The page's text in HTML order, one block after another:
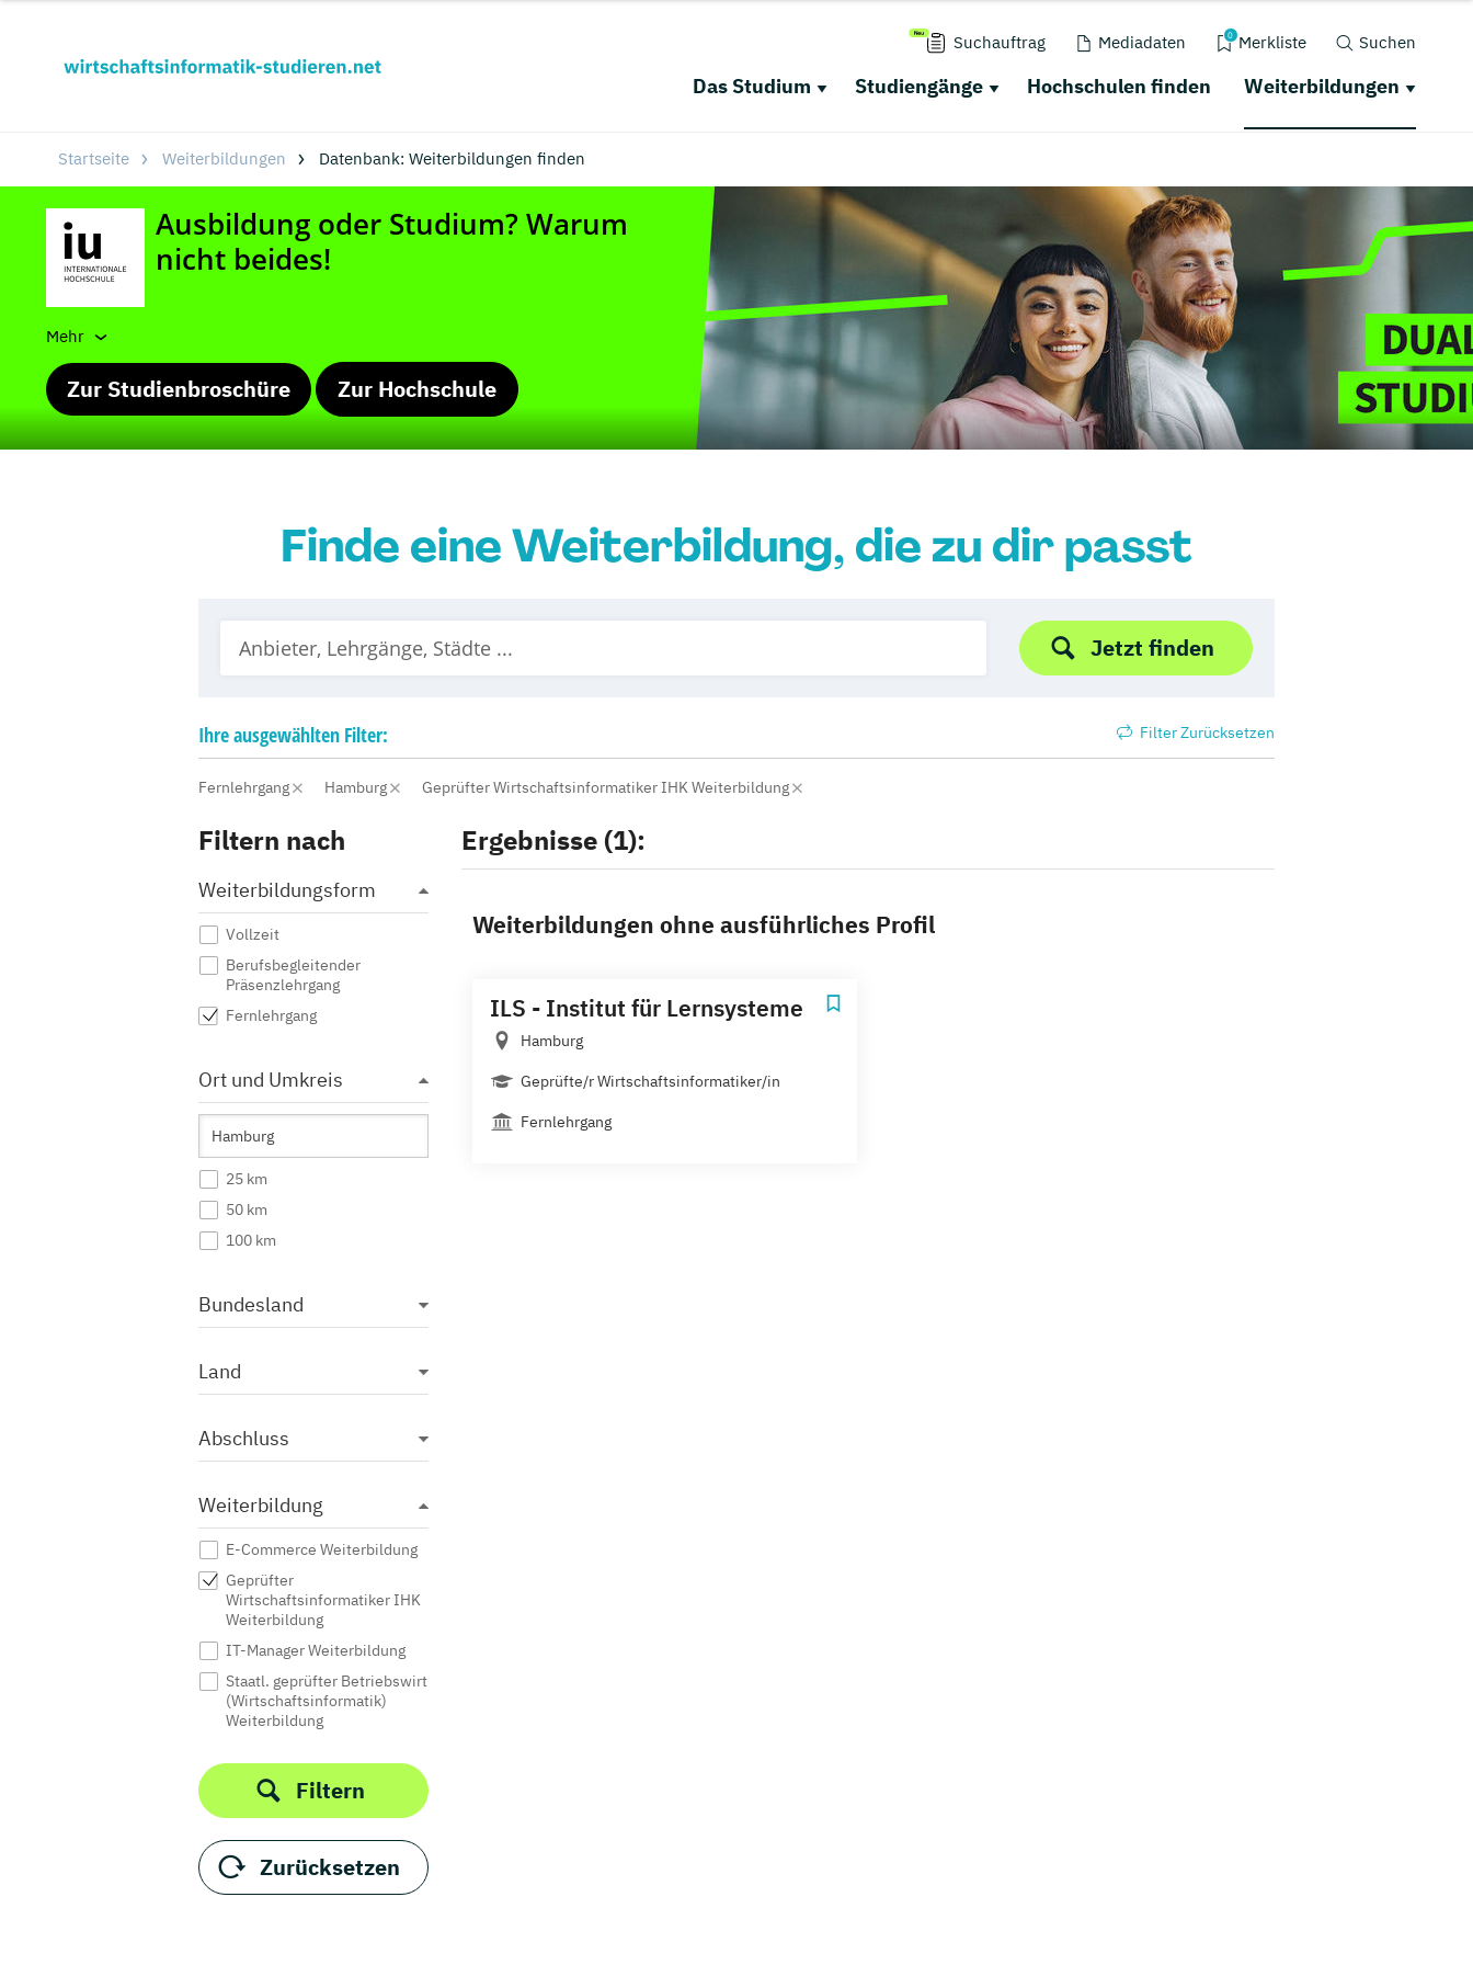
Suchauftrag Mediadaten 0 Merkliste Suchen
Das Studium Studiengänge Hochschulen finden Weiterbildungen
Startseite Weiterbildungen Datenbank: Weiterbildungen finden
Mehr
Zur Studienbroschüre Zur Hochschule
Finde eine Weiterbildung, die zu dir passt
Jetzt finden
Ihreausgewählten Filter: Filter Zurücksetzen
Fernlehrgang Hamburg Geprüfter Wirtschaftsinformatiker IHK Weiterbildung
Filtern nach
Weiterbildungsform
Vollzeit
Berufsbegleitender
Präsenzlehrgang
Fernlehrgang
Ort und Umkreis
25 km
50 km
100 km
Bundesland
Land
Abschluss
Weiterbildung
E-Commerce Weiterbildung
Geprüfter
Wirtschaftsinformatiker IHK
Weiterbildung
IT-Manager Weiterbildung
Staatl. geprüfter Betriebswirt
(Wirtschaftsinformatik)
Weiterbildung
Filtern
Zurücksetzen
Ergebnisse (1):
Weiterbildungen ohne ausführliches Profil
ILS - Institut für Lernsysteme
Hamburg
Geprüfte/r Wirtschaftsinformatiker/in
Fernlehrgang